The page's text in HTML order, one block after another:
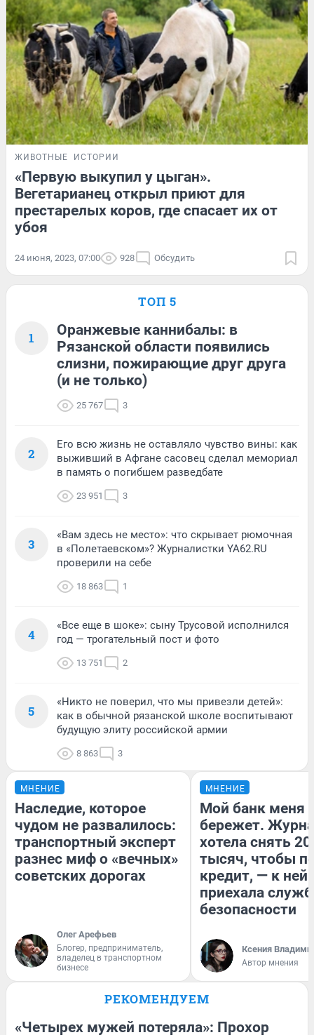
ЖИВОТНЫЕ ИСТОРИИ
«Первую выкупил у цыган».
Вегетарианец открыл приют для
престарелых коров, где спасает их от
убоя
24 июня, 2023, 07:00 928 Обсудить
ТОП 5
1
Оранжевые каннибалы: в
Рязанской области появились
слизни, пожирающие друг друга
(и не только)
25 767 3
2
Его всю жизнь не оставляло чувство вины: как
выживший в Афгане сасовец сделал мемориал
в память о погибшем разведбате
23 951 3
3
«Вам здесь не место»: что скрывает рюмочная
в «Полетаевском»? Журналистки YA62.RU
проверили на себе
18 863 1
4
«Все еще в шоке»: сыну Трусовой исполнился
год — трогательный пост и фото
13 751 2
5
«Никто не поверил, что мы привезли детей»:
как в обычной рязанской школе воспитывают
будущую элиту российской армии
8 863 3
МНЕНИЕ
Наследие, которое
чудом не развалилось:
транспортный эксперт
разнес миф о «вечных»
советских дорогах
Олег Арефьев
Блогер, предприниматель,
владелец в транспортном
бизнесе
МНЕНИЕ
Мой банк меня
бережет.
хотела снять
тысяч, чтобы
кредит, — к
приехала
безопасности
Ксения
Автор мнения
РЕКОМЕНДУЕМ
«Четырех мужей потеряла»: Прохор